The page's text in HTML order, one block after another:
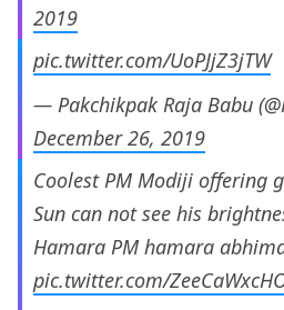
2019
pic.twitter.com/UoPJjZ3jTW
— Pakchikpak Raja Babu
December 26, 2019
Coolest PM Modiji offering
Sun can not see his
Hamara PM hamara
pic.twitter.com/